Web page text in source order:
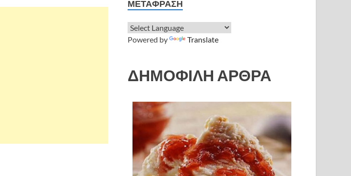
ΜΕΤΆΦΡΑΣΗ
Powered by Translate
ΔΗΜΟΦΙΛΗ ΑΡΘΡΑ